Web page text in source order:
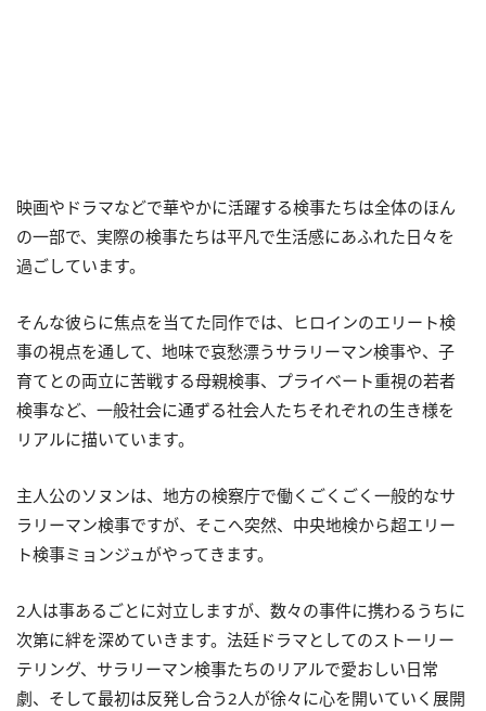
映画やドラマなどで華やかに活躍する検事たちは全体のほん
の一部で、実際の検事たちは平凡で生活感にあふれた日々を
過ごしています。
そんな彼らに焦点を当てた同作では、ヒロインのエリート検
事の視点を通して、地味で哀愁漂うサラリーマン検事や、子
育てとの両立に苦戦する母親検事、プライベート重視の若者
検事など、一般社会に通ずる社会人たちそれぞれの生き様を
リアルに描いています。
主人公のソヌンは、地方の検察庁で働くごくごく一般的なサ
ラリーマン検事ですが、そこへ突然、中央地検から超エリー
ト検事ミョンジュがやってきます。
2人は事あるごとに対立しますが、数々の事件に携わるうちに
次第に絆を深めていきます。法廷ドラマとしてのストーリー
テリング、サラリーマン検事たちのリアルで愛おしい日常
劇、そして最初は反発し合う2人が徐々に心を開いていく展開